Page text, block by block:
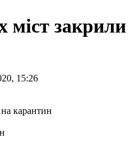
міст закрили
15:26